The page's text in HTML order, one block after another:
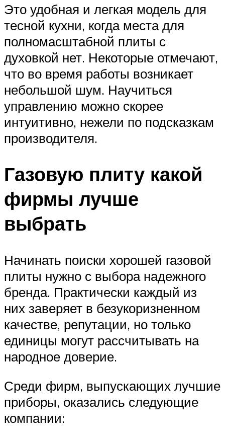
Это удобная и легкая модель для
тесной кухни, когда места для
полномасштабной плиты с
духовкой нет. Некоторые отмечают,
что во время работы возникает
небольшой шум. Научиться
управлению можно скорее
интуитивно, нежели по подсказкам
производителя.
Газовую плиту какой
фирмы лучше
выбрать
Начинать поиски хорошей газовой
плиты нужно с выбора надежного
бренда. Практически каждый из
них заверяет в безукоризненном
качестве, репутации, но только
единицы могут рассчитывать на
народное доверие.
Среди фирм, выпускающих лучшие
приборы, оказались следующие
компании: